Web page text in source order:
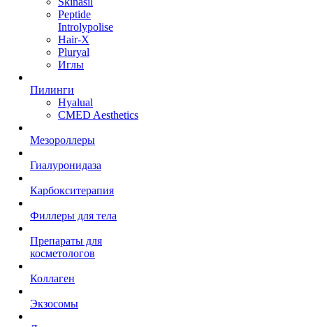
Peptide
Introlypolise
Hair-X
Pluryal
Иглы
Пилинги
Hyalual
CMED Aesthetics
Мезороллеры
Гиалуронидаза
Карбокситерапия
Филлеры для тела
Препараты для
косметологов
Коллаген
Экзосомы